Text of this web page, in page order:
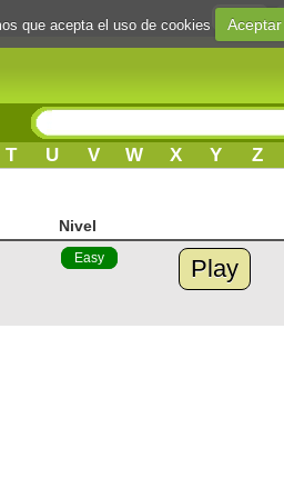
Login
T U V W X Y Z
Nivel
Easy Play
que acepta el uso de cookies Aceptar